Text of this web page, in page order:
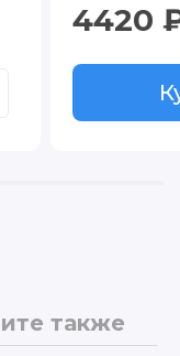
4420
также